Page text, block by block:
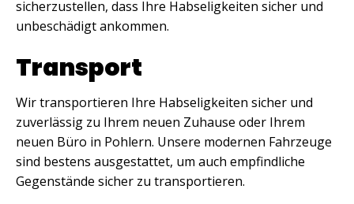
sicherzustellen, dass Ihre Habseligkeiten sicher und
unbeschädigt ankommen.
Transport
Wir transportieren Ihre Habseligkeiten sicher und
zuverlässig zu Ihrem neuen Zuhause oder Ihrem
neuen Büro in Pohlern. Unsere modernen Fahrzeuge
sind bestens ausgestattet, um auch empfindliche
Gegenstände sicher zu transportieren.